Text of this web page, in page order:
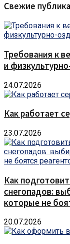
Свежие
Требования к
и
24.07.2026
Как работает
23.07.2026
Как
снегопадов:
которые не
20.07.2026